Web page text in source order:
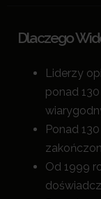
Dlaczego
Liderzy
ponad
Ponad
Od 1999